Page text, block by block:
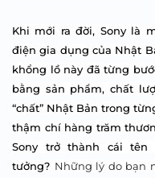
Khi mới ra đời, Sony là
điện gia dụng của Nhật
khổng lồ này đã từng
bằng sản phẩm, chất
“chất” Nhật Bản trong
thậm chí hàng trăm
Sony trở thành cái
tưởng? Những lý do bạn